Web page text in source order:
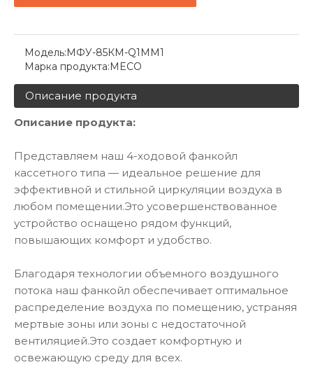
Модель:МФУ-85КМ-Q1MM1
Марка продукта:MECO
Описание продукта
Описание продукта:
Представляем наш 4-ходовой фанкойл
кассетного типа — идеальное решение для
эффективной и стильной циркуляции воздуха в
любом помещении.Это усовершенствованное
устройство оснащено рядом функций,
повышающих комфорт и удобство.
Благодаря технологии объемного воздушного
потока наш фанкойл обеспечивает оптимальное
распределение воздуха по помещению, устраняя
мертвые зоны или зоны с недостаточной
вентиляцией.Это создает комфортную и
освежающую среду для всех.